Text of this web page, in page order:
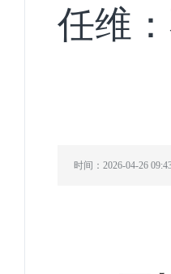
任维
时间：2026-04-26